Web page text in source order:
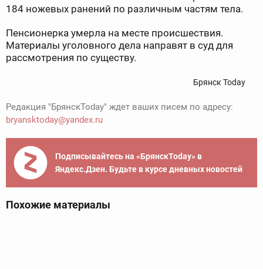
184 ножевых ранений по различным частям тела.
Пенсионерка умерла на месте происшествия.
Материалы уголовного дела направят в суд для
рассмотрения по существу.
Брянск Today
Редакция "БрянскToday" ждет ваших писем по адресу:
bryansktoday@yandex.ru
Подписывайтесь на «БрянскToday» в
Яндекс.Дзен. Будьте в курсе дневных новостей
Похожие материалы